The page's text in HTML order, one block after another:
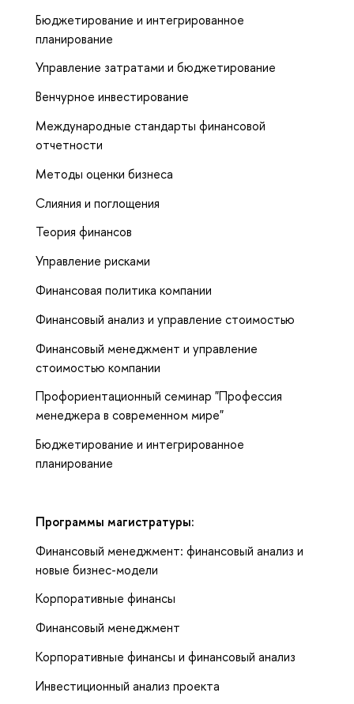
Бюджетирование и интегрированное
планирование
Управление затратами и бюджетирование
Венчурное инвестирование
Международные стандарты финансовой
отчетности
Методы оценки бизнеса
Слияния и поглощения
Теория финансов
Управление рисками
Финансовая политика компании
Финансовый анализ и управление стоимостью
Финансовый менеджмент и управление
стоимостью компании
Профориентационный семинар "Профессия
менеджера в современном мире"
Бюджетирование и интегрированное
планирование
Программы магистратуры:
Финансовый менеджмент: финансовый анализ и
новые бизнес-модели
Корпоративные финансы
Финансовый менеджмент
Корпоративные финансы и финансовый анализ
Инвестиционный анализ проекта